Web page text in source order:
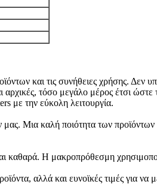
και τις συνήθειες χρήσης. Δεν
αρχικές, τόσο μεγάλο μέρος έτσι
με την εύκολη λειτουργία.
Μια καλή ποιότητα των
καθαρά. Η μακροπρόθεσμη
αλλά και ευνοϊκές τιμές για να